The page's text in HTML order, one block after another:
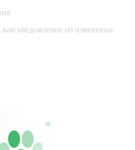
уведомление об изменении